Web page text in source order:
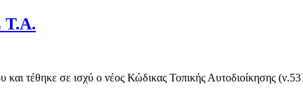
και τέθηκε σε ισχύ ο νέος Κώδικας Τοπικής Αυτοδιοίκησης